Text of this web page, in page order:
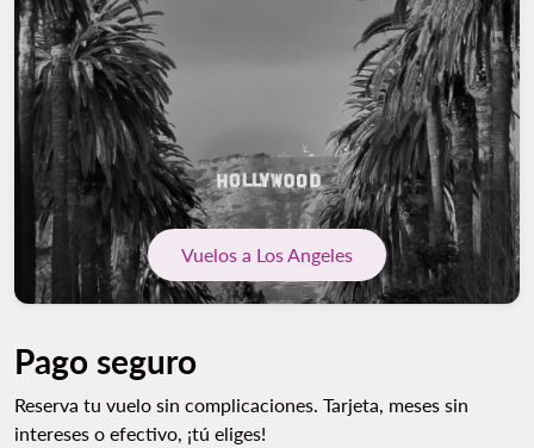
Vuelos a Los Angeles
Pago seguro
Reserva tu vuelo sin complicaciones. Tarjeta, meses sin
intereses o efectivo, ¡tú eliges!